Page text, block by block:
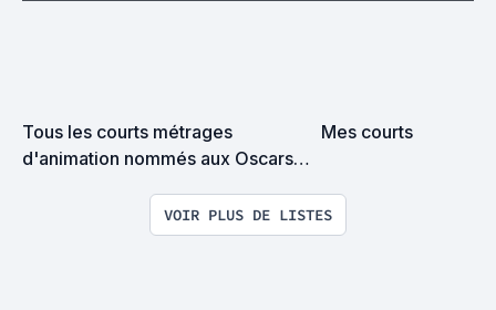
Tous les courts métrages
d'animation nommés aux Oscars
Mes courts
VOIR PLUS DE LISTES